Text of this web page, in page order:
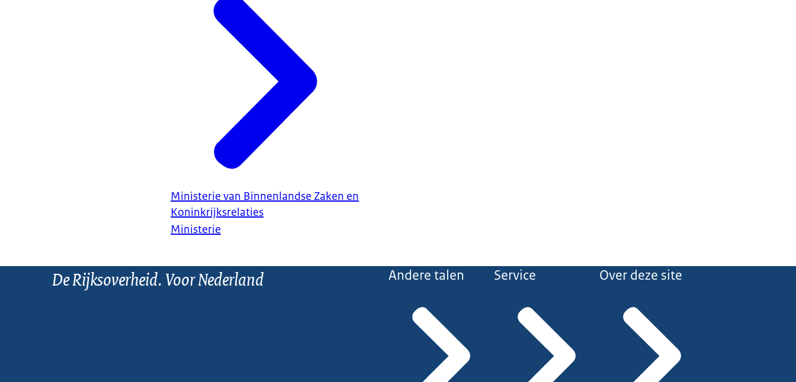
Ministerie van Binnenlandse Zaken en
Koninkrijksrelaties
Ministerie
De Rijksoverheid. Voor Nederland Andere talen Service Over deze site